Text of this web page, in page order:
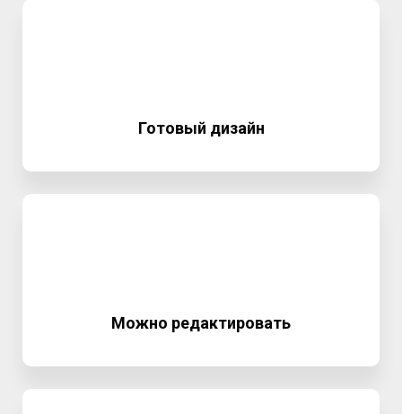
Готовый дизайн
Можно редактировать